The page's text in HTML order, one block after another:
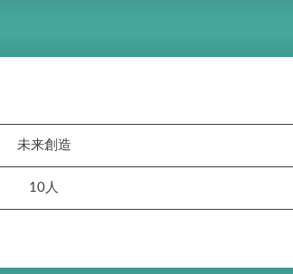
来創造
人